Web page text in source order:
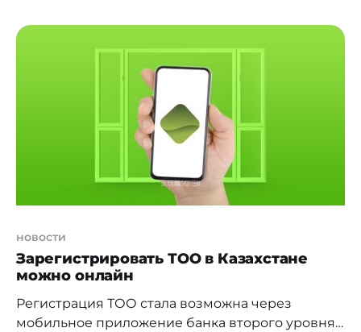
сроки доставки заказов в Россию в полтора
тысяч квадратных метров, в нем может
новости
Зарегистрировать ТОО в Казахстане
можно онлайн
Регистрация ТОО стала возможна через
мобильное приложение банка второго уровня.